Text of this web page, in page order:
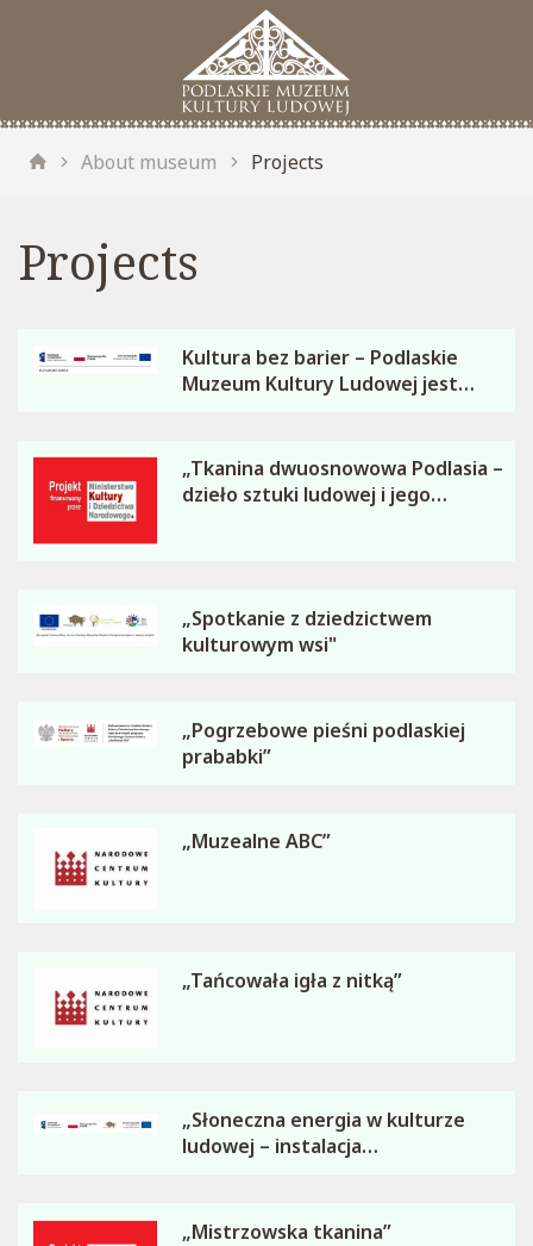
About museum Projects
Projects
Kultura bez barier – Podlaskie
Muzeum Kultury Ludowej jest
„Tkanina dwuosnowowa Podlasia –
dzieło sztuki ludowej i jego
„Spotkanie z dziedzictwem
kulturowym wsi"
„Pogrzebowe pieśni podlaskiej
prababki”
„Muzealne ABC”
„Tańcowała igła z nitką”
„Słoneczna energia w kulturze
ludowej – instalacja
Muzeum Kultury Ludowej”
„Mistrzowska tkanina”